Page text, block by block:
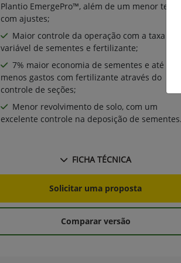
Plantio EmergePro™, além de um menor tempo
com ajustes;
Maior controle da operação com a taxa
variável de sementes e fertilizante;
7% maior economia de sementes e até 3%
menos gastos com fertilizante através do
controle de seções;
Menor revolvimento de solo, com um
excelente controle na deposição de sementes.
FICHA TÉCNICA
Solicitar uma proposta
Comparar versão